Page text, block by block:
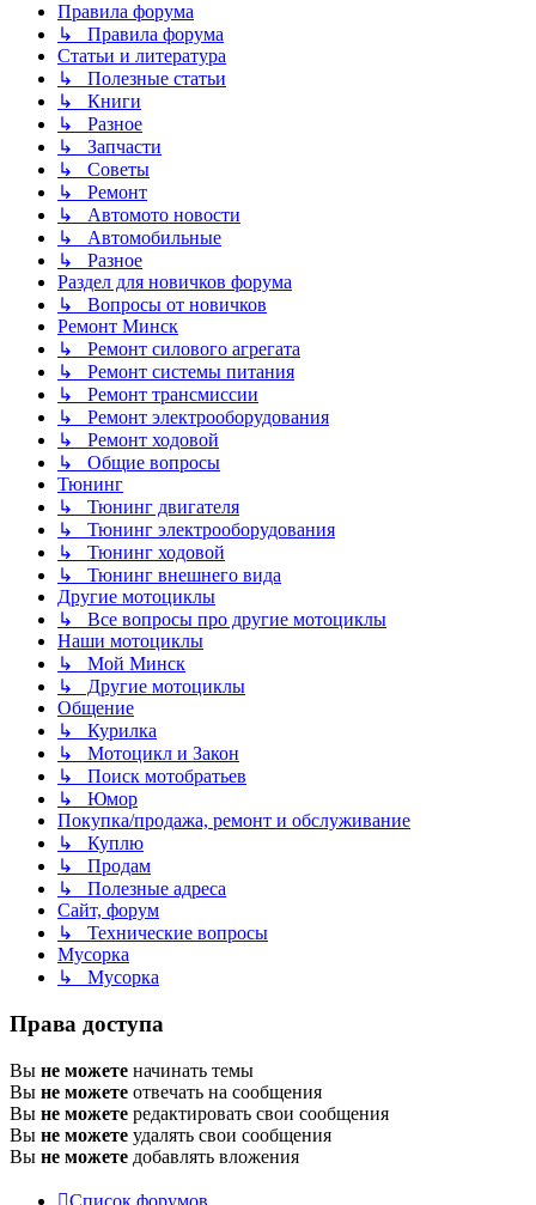
Правила форума
↳ Правила форума
Статьи и литература
↳ Полезные статьи
↳ Книги
↳ Разное
↳ Запчасти
↳ Советы
↳ Ремонт
↳ Автомото новости
↳ Автомобильные
↳ Разное
Раздел для новичков форума
↳ Вопросы от новичков
Ремонт Минск
↳ Ремонт силового агрегата
↳ Ремонт системы питания
↳ Ремонт трансмиссии
↳ Ремонт электрооборудования
↳ Ремонт ходовой
↳ Общие вопросы
Тюнинг
↳ Тюнинг двигателя
↳ Тюнинг электрооборудования
↳ Тюнинг ходовой
↳ Тюнинг внешнего вида
Другие мотоциклы
↳ Все вопросы про другие мотоциклы
Наши мотоциклы
↳ Мой Минск
↳ Другие мотоциклы
Общение
↳ Курилка
↳ Мотоцикл и Закон
↳ Поиск мотобратьев
↳ Юмор
Покупка/продажа, ремонт и обслуживание
↳ Куплю
↳ Продам
↳ Полезные адреса
Сайт, форум
↳ Технические вопросы
Мусорка
↳ Мусорка
Права доступа
Вы не можете начинать темы
Вы не можете отвечать на сообщения
Вы не можете редактировать свои сообщения
Вы не можете удалять свои сообщения
Вы не можете добавлять вложения
Список форумов